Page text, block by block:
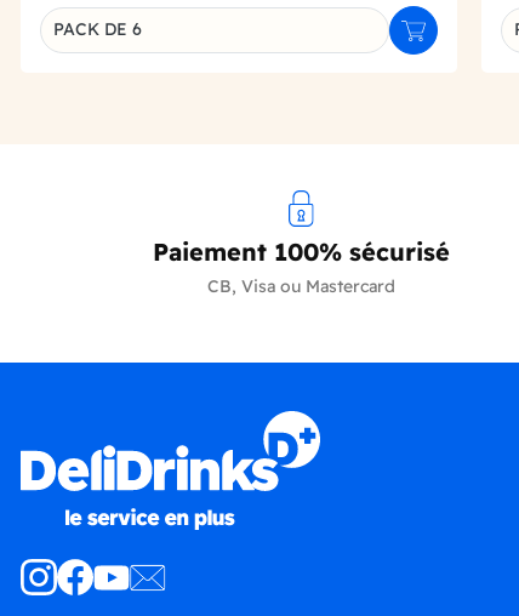
Déclinaison du produit
PACK DE 6 Ajouter au
Paiement 100% sécurisé
CB, Visa ou Mastercard